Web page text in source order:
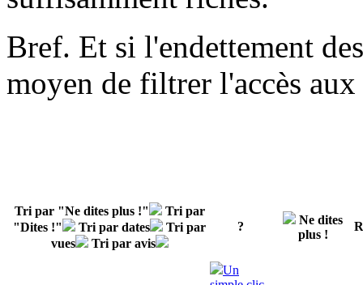
Bref. Et si l'endettement
moyen de filtrer l'accès aux
Tri par "Ne dites plus !"
Tri par
"Dites !"
Tri par dates
Tri par
vues
Tri par avis
?
Ne dites
plus !
Un